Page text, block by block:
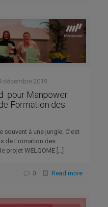
décembre 2019
pour Manpower
Formation des
à une jungle. C’est
de Formation des
projet WELQOME […]
0 Read more